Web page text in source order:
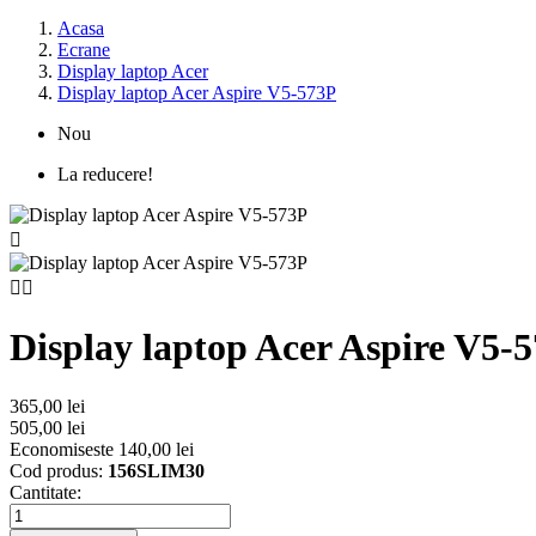
Acasa
Ecrane
Display laptop Acer
Display laptop Acer Aspire V5-573P
Nou
La reducere!

 
Display laptop Acer Aspire V5-
365,00 lei
505,00 lei
Economiseste 140,00 lei
Cod produs: 156SLIM30
Cantitate: